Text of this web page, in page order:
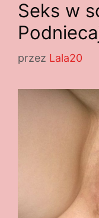
Seks w
przez Lala20